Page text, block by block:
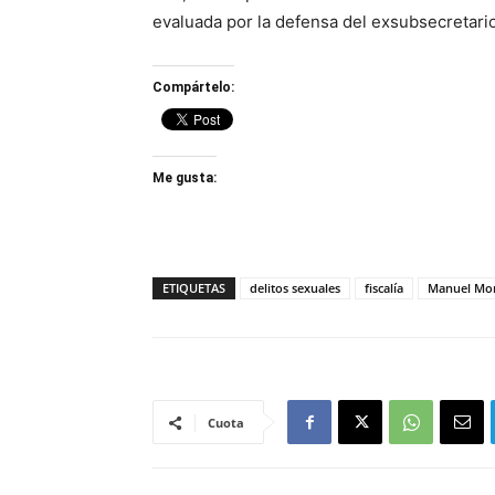
evaluada por la defensa del
Compártelo:
Me gusta:
ETIQUETAS delitos sexuales fiscalía Manuel
Cuota